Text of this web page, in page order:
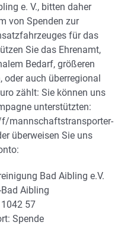
e. V., bitten daher
von Spenden zur
für das
Sie das Ehrenamt,
Bedarf, größeren
oder auch überregional
zählt: Sie können uns
unterstützten:
mannschaftstransporter-
überweisen Sie uns
Bad Aibling e.V.
Aibling
57
Spende